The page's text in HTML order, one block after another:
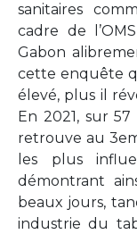
sanitaires
cadre de
Gabon
cette enquête
élevé, plus il
En 2021, sur
retrouve au
les plus
démontrant
beaux jours,
industrie du